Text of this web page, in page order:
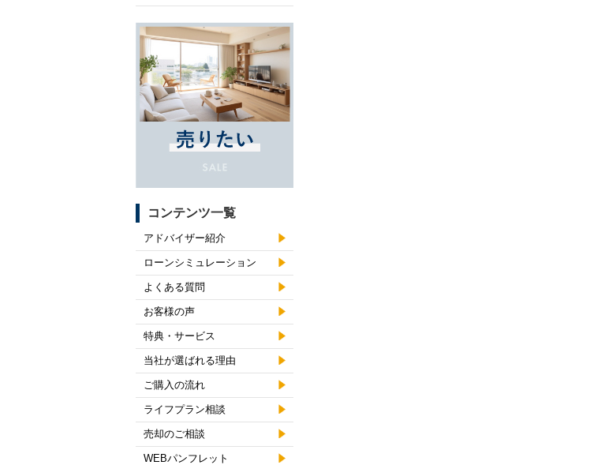
コンテンツ一覧
アドバイザー紹介
ローンシミュレーション
よくある質問
お客様の声
特典・サービス
当社が選ばれる理由
ご購入の流れ
ライフプラン相談
売却のご相談
WEBパンフレット